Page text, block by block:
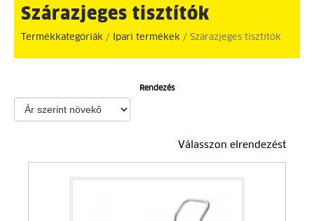
Szárazjeges tisztítók
Termékkategóriák / Ipari termékek / Szárazjeges tisztítók
Rendezés
Válasszon elrendezést